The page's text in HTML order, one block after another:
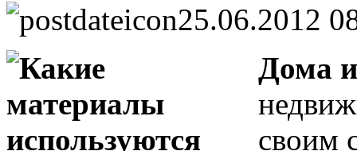
25.06.2012
Дома
своим